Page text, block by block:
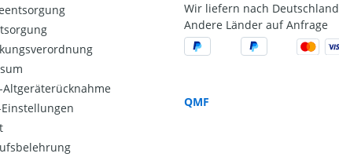
Altgeräterücknahme
Einstellungen
Wir liefern nach Deutschland
Andere Länder auf Anfrage
QMF